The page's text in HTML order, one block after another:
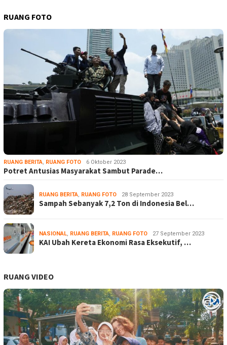
RUANG FOTO
RUANG BERITA, RUANG FOTO 6 Oktober 2023
Potret Antusias Masyarakat Sambut Parade…
RUANG BERITA, RUANG FOTO 28 September 2023
Sampah Sebanyak 7,2 Ton di Indonesia Bel…
NASIONAL, RUANG BERITA, RUANG FOTO 27 September 2023
KAI Ubah Kereta Ekonomi Rasa Eksekutif, …
RUANG VIDEO